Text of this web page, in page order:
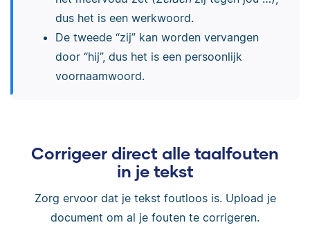
dus het is een werkwoord.
De tweede “zij” kan worden vervangen
door “hij”, dus het is een persoonlijk
voornaamwoord.
Corrigeer direct alle taalfouten
in je tekst
Zorg ervoor dat je tekst foutloos is. Upload je
document om al je fouten te corrigeren.